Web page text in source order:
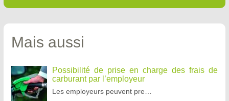
Mais aussi
Possibilité de prise en charge des frais de
carburant par l’employeur